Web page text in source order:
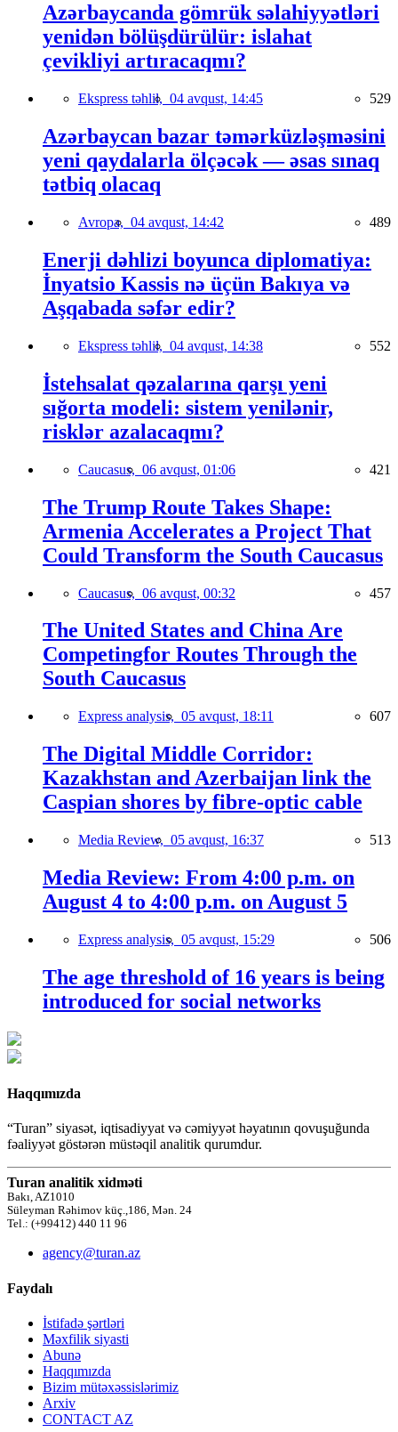
Azərbaycanda gömrük səlahiyyətləri
yenidən bölüşdürülür: islahat
çevikliyi artıracaqmı?
Ekspress təhlil, 04 avqust, 14:45 529
Azərbaycan bazar təmərküzləşməsini
yeni qaydalarla ölçəcək — əsas sınaq
tətbiq olacaq
Avropa, 04 avqust, 14:42 489
Enerji dəhlizi boyunca diplomatiya:
İnyatsio Kassis nə üçün Bakıya və
Aşqabada səfər edir?
Ekspress təhlil, 04 avqust, 14:38 552
İstehsalat qəzalarına qarşı yeni
sığorta modeli: sistem yenilənir,
risklər azalacaqmı?
Caucasus, 06 avqust, 01:06 421
The Trump Route Takes Shape:
Armenia Accelerates a Project That
Could Transform the South Caucasus
Caucasus, 06 avqust, 00:32 457
The United States and China Are
Competingfor Routes Through the
South Caucasus
Express analysis, 05 avqust, 18:11 607
The Digital Middle Corridor:
Kazakhstan and Azerbaijan link the
Caspian shores by fibre-optic cable
Media Review, 05 avqust, 16:37 513
Media Review: From 4:00 p.m. on
August 4 to 4:00 p.m. on August 5
Express analysis, 05 avqust, 15:29 506
The age threshold of 16 years is being
introduced for social networks
Haqqımızda
“Turan” siyasət, iqtisadiyyat və cəmiyyət həyatının qovuşuğunda
fəaliyyət göstərən müstəqil analitik qurumdur.
Turan analitik xidməti
Bakı, AZ1010
Süleyman Rəhimov küç.,186, Mən. 24
Tel.: (+99412) 440 11 96
agency@turan.az
Faydalı
İstifadə şərtləri
Məxfilik siyasti
Abunə
Haqqımızda
Bizim mütəxəssislərimiz
Arxiv
CONTACT AZ